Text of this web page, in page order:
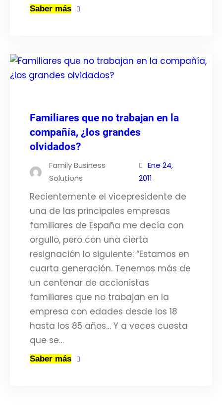
Saber más
Familiares que no trabajan en la
compañía, ¿los grandes
olvidados?
Family Business
Solutions
Ene 24,
2011
Recientemente el vicepresidente de
una de las principales empresas
familiares de España me decía con
orgullo, pero con una cierta
resignación lo siguiente: “Estamos en
cuarta generación. Tenemos más de
un centenar de accionistas
familiares que no trabajan en la
empresa con edades desde los 18
hasta los 85 años… Y a veces cuesta
que se…
Saber más